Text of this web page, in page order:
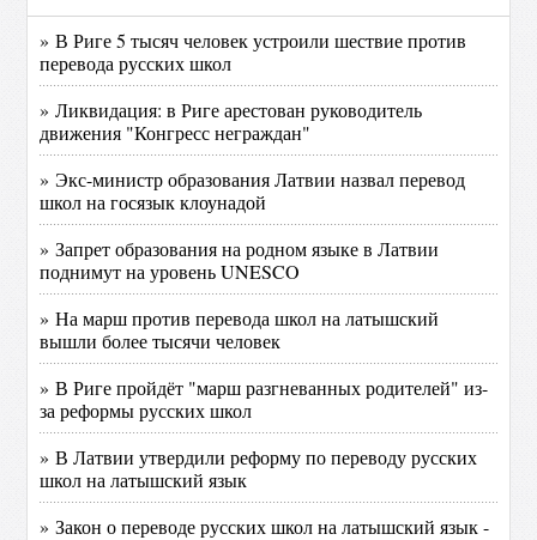
» В Риге 5 тысяч человек устроили шествие против
перевода русских школ
» Ликвидация: в Риге арестован руководитель
движения "Конгресс неграждан"
» Экс-министр образования Латвии назвал перевод
школ на госязык клоунадой
» Запрет образования на родном языке в Латвии
поднимут на уровень UNESCO
» На марш против перевода школ на латышский
вышли более тысячи человек
» В Риге пройдёт "марш разгневанных родителей" из-
за реформы русских школ
» В Латвии утвердили реформу по переводу русских
школ на латышский язык
» Закон о переводе русских школ на латышский язык -